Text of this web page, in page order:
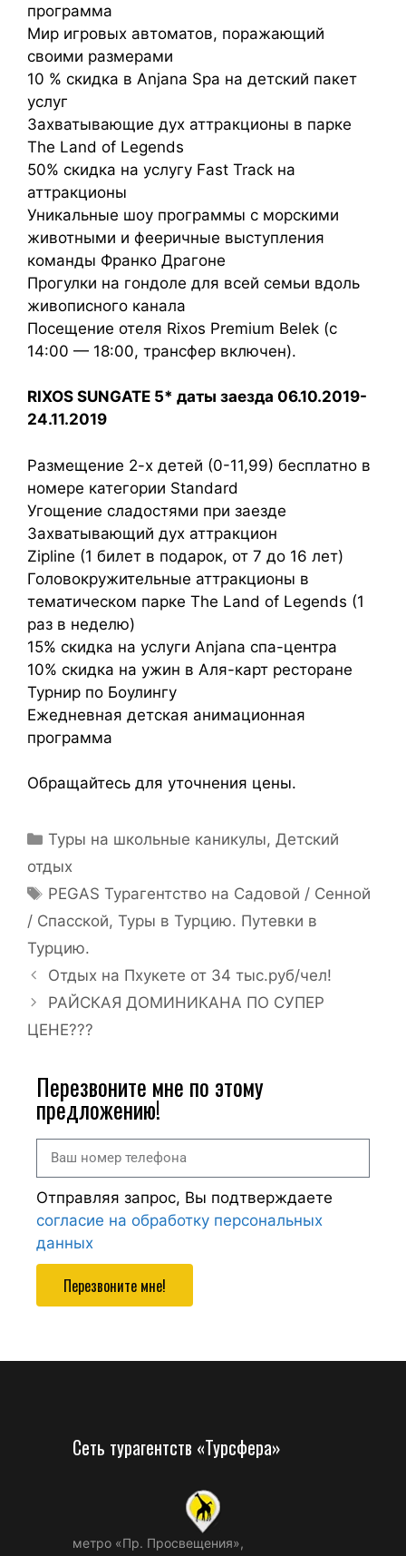
программа
Мир игровых автоматов, поражающий
своими размерами
10 % скидка в Anjana Spa на детский пакет
услуг
Захватывающие дух аттракционы в парке
The Land of Legends
50% скидка на услугу Fast Track на
аттракционы
Уникальные шоу программы с морскими
животными и фееричные выступления
команды Франко Драгоне
Прогулки на гондоле для всей семьи вдоль
живописного канала
Посещение отеля Rixos Premium Belek (с
14:00 — 18:00, трансфер включен).
RIXOS SUNGATE 5* даты заезда 06.10.2019-
24.11.2019
Размещение 2-х детей (0-11,99) бесплатно в
номере категории Standard
Угощение сладостями при заезде
Захватывающий дух аттракцион
Zipline (1 билет в подарок, от 7 до 16 лет)
Головокружительные аттракционы в
тематическом парке The Land of Legends (1
раз в неделю)
15% скидка на услуги Anjana спа-центра
10% скидка на ужин в Аля-карт ресторане
Турнир по Боулингу
Ежедневная детская анимационная
программа
Обращайтесь для уточнения цены.
Туры на школьные каникулы,Детский
отдых
PEGAS Турагентство на Садовой / Сенной
/ Спасской, Туры в Турцию. Путевки в
Турцию.
Отдых на Пхукете от 34 тыс.руб/чел!
РАЙСКАЯ ДОМИНИКАНА ПО СУПЕР
ЦЕНЕ???
Перезвоните мне по этому
предложению!
Отправляя запрос, Вы подтверждаете
согласие на обработку персональных
данных
Перезвоните мне!
Сеть турагентств «Турсфера»
метро «Пр. Просвещения»,